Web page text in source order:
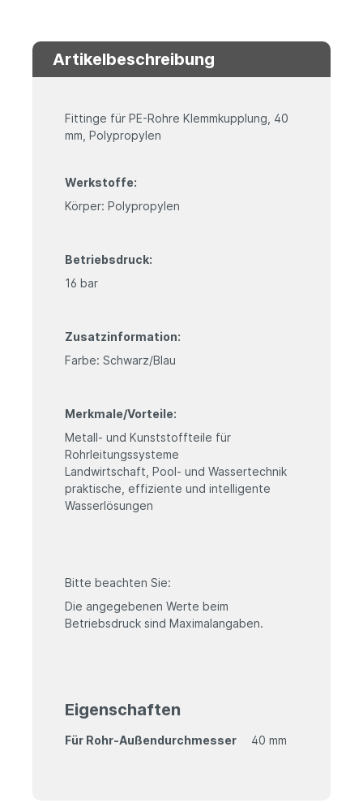
Artikelbeschreibung
Fittinge für PE-Rohre Klemmkupplung, 40
mm, Polypropylen
Werkstoffe:
Körper: Polypropylen
Betriebsdruck:
16 bar
Zusatzinformation:
Farbe: Schwarz/Blau
Merkmale/Vorteile:
Metall- und Kunststoffteile für
Rohrleitungssysteme
Landwirtschaft, Pool- und Wassertechnik
praktische, effiziente und intelligente
Wasserlösungen
Bitte beachten Sie:
Die angegebenen Werte beim
Betriebsdruck sind Maximalangaben.
Eigenschaften
Für Rohr-Außendurchmesser 40 mm